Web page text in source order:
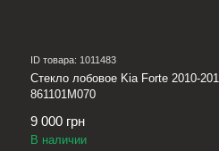
ID товара: 1011483
Стекло лобовое Kia Forte 2010-
861101M070
9 000 грн
В наличии